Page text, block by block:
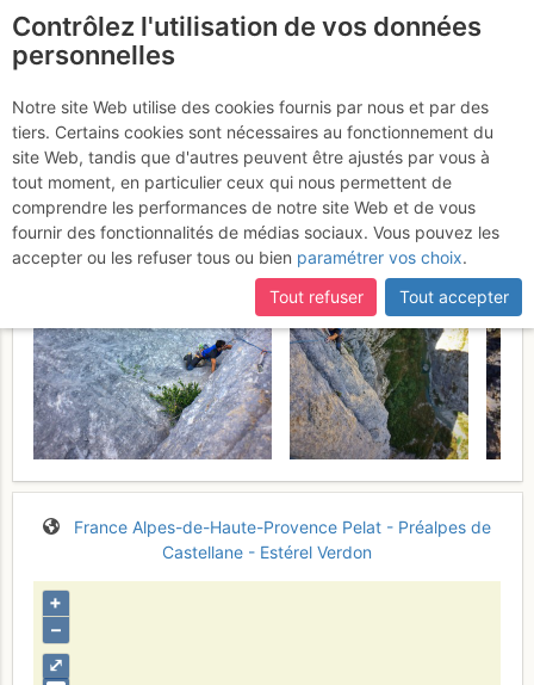
Verdon - Le Duc :
Ayahuasca
Lundi 14 août 2017
France Alpes-de-Haute-Provence Pelat - Préalpes de
Castellane - Estérel Verdon
⤢
+
–
Contrôlez l'utilisation de vos données
personnelles
Notre site Web utilise des cookies fournis par nous et par des
tiers. Certains cookies sont nécessaires au fonctionnement du
site Web, tandis que d'autres peuvent être ajustés par vous à
tout moment, en particulier ceux qui nous permettent de
comprendre les performances de notre site Web et de vous
fournir des fonctionnalités de médias sociaux. Vous pouvez les
accepter ou les refuser tous ou bien paramétrer vos choix.
Tout refuser
Tout accepter